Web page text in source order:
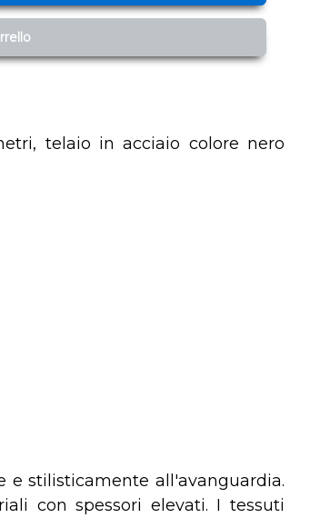
telaio in acciaio colore nero
stilisticamente all'avanguardia.
con spessori elevati. I tessuti